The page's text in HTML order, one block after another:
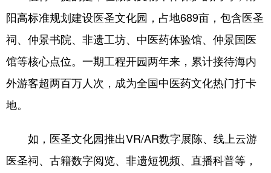
阳高标准规划建设医圣文化园，占地689亩，包含医圣
祠、仲景书院、非遗工坊、中医药体验馆、仲景国医
馆等核心点位。一期工程开园两年来，累计接待海内
外游客超两百万人次，成为全国中医药文化热门打卡
地。
如，医圣文化园推出VR/AR数字展陈、线上云游
医圣祠、古籍数字阅览、非遗短视频、直播科普等，